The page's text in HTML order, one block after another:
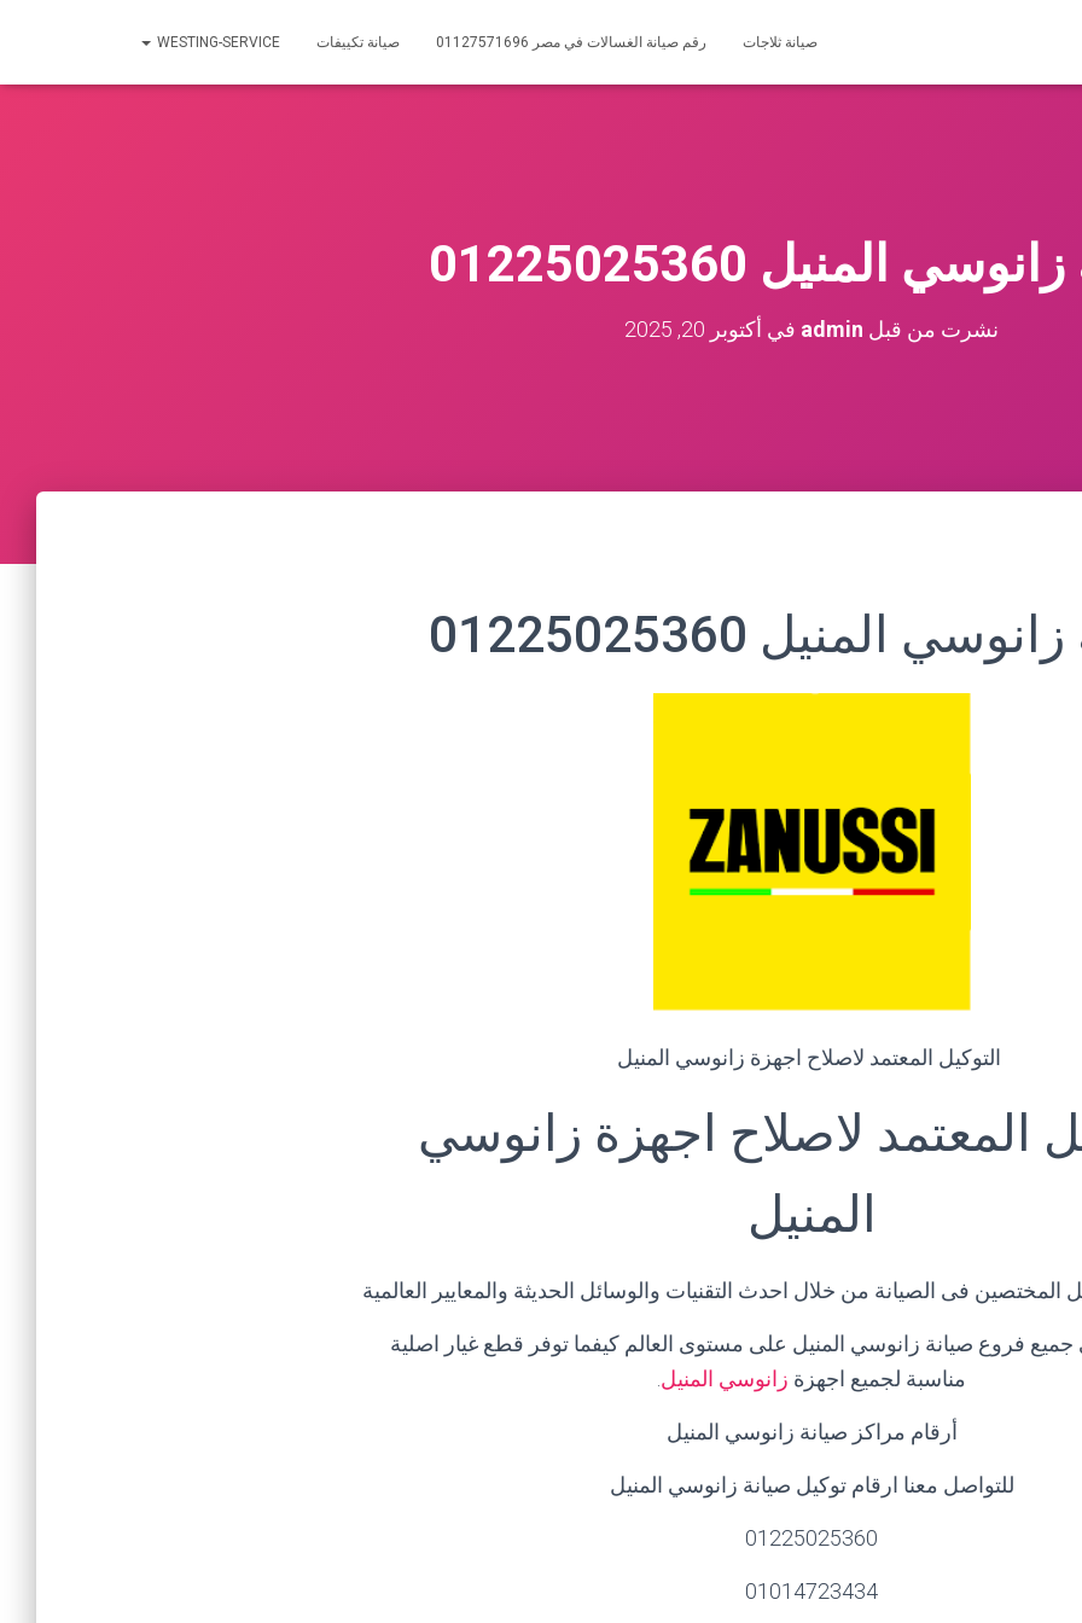
صيانة ثلاجات رقم صيانة الغسالات في مصر 01127571696 صيانة تكييفات WESTING-SERVICE
المنيل 01225025360
نشرت من قبل admin في أكتوبر 20, 2025
المنيل 01225025360
التوكيل المعتمد لاصلاح اجهزة زانوسي المنيل
المعتمد لاصلاح اجهزة زانوسي
المنيل
فى الصيانة من خلال احدث التقنيات والوسائل الحديثة والمعايير العالمية
فروع صيانة زانوسي المنيل على مستوى العالم كيفما توفر قطع غيار اصلية
مناسبة لجميع اجهزة زانوسي المنيل
أرقام مراكز صيانة زانوسي المنيل
للتواصل معنا ارقام توكيل صيانة زانوسي المنيل
01225025360
01014723434